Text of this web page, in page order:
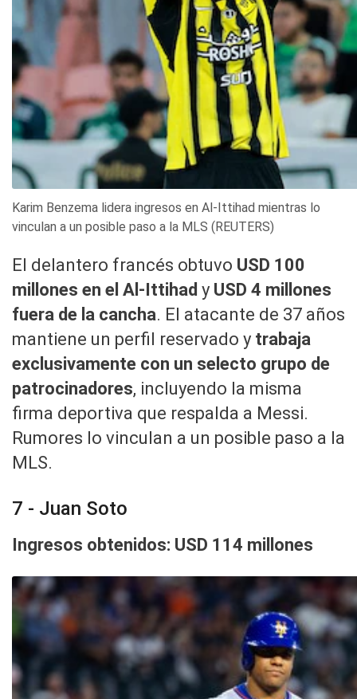
Karim Benzema lidera ingresos en Al-Ittihad mientras lo
vinculan a un posible paso a la MLS (REUTERS)
El delantero francés obtuvo USD 100
millones en el Al-Ittihad y USD 4 millones
fuera de la cancha. El atacante de 37 años
mantiene un perfil reservado y trabaja
exclusivamente con un selecto grupo de
patrocinadores, incluyendo la misma
firma deportiva que respalda a Messi.
Rumores lo vinculan a un posible paso a la
MLS.
7 - Juan Soto
Ingresos obtenidos: USD 114 millones